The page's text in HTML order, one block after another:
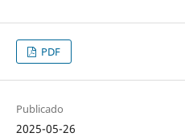
PDF
Publicado
2025-05-26